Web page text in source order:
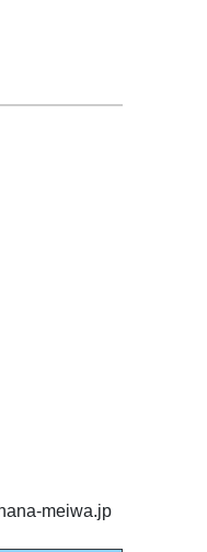
meiwa.jp